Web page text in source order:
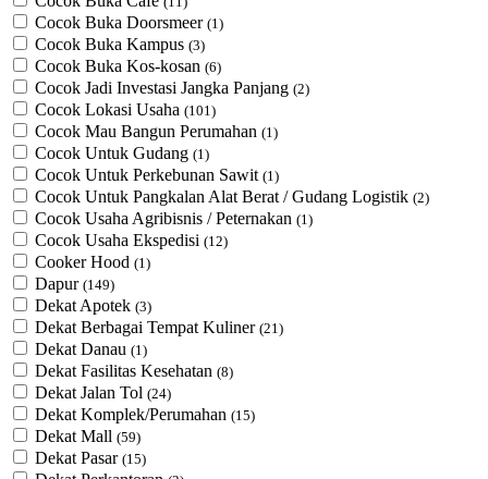
Cocok Buka Doorsmeer (1)
Cocok Buka Kampus (3)
Cocok Buka Kos-kosan (6)
Cocok Jadi Investasi Jangka Panjang (2)
Cocok Lokasi Usaha (101)
Cocok Mau Bangun Perumahan (1)
Cocok Untuk Gudang (1)
Cocok Untuk Perkebunan Sawit (1)
Cocok Untuk ​Pangkalan Alat Berat / Gudang Logistik (2)
Cocok Usaha Agribisnis / Peternakan (1)
Cocok Usaha Ekspedisi (12)
Cooker Hood (1)
Dapur (149)
Dekat Apotek (3)
Dekat Berbagai Tempat Kuliner (21)
Dekat Danau (1)
Dekat Fasilitas Kesehatan (8)
Dekat Jalan Tol (24)
Dekat Komplek/Perumahan (15)
Dekat Mall (59)
Dekat Pasar (15)